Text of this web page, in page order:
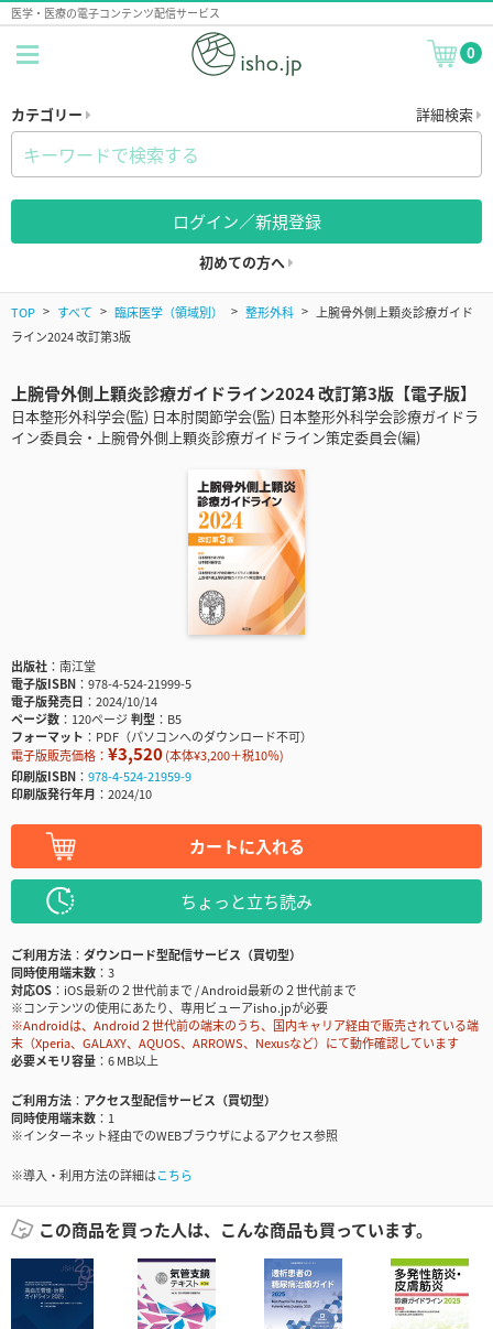
医学・医療の電子コンテンツ配信サービス
0
カテゴリー 詳細検索
ログイン／新規登録
初めての方へ
TOP すべて 臨床医学（領域別） 整形外科
上腕骨外側上顆炎診療ガイド
ライン2024 改訂第3版
上腕骨外側上顆炎診療ガイドライン2024 改訂第3版【電子版】
日本整形外科学会(監) 日本肘関節学会(監) 日本整形外科学会診療ガイドラ
イン委員会・上腕骨外側上顆炎診療ガイドライン策定委員会(編)
出版社
南江堂
電子版ISBN
978-4-524-21999-5
電子版発売日
2024/10/14
ページ数
120ページ判型
B5
フォーマット
PDF（パソコンへのダウンロード不可）
電子版販売価格： ¥3,520(本体¥3,200＋税10％)
印刷版ISBN
978-4-524-21959-9
印刷版発行年月
2024/10
カートに入れる
ちょっと立ち読み
ご利用方法
ダウンロード型配信サービス（買切型）
同時使用端末数
3
対応OS
iOS最新の２世代前まで / Android最新の２世代前まで
※コンテンツの使用にあたり、専用ビューアisho.jpが必要
※Androidは、Android２世代前の端末のうち、国内キャリア経由で販売されている端
末（Xperia、GALAXY、AQUOS、ARROWS、Nexusなど）にて動作確認しています
必要メモリ容量
6 MB以上
ご利用方法
アクセス型配信サービス（買切型）
同時使用端末数
1
※インターネット経由でのWEBブラウザによるアクセス参照
※導入・利用方法の詳細はこちら
この商品を買った人は、こんな商品も買っています。